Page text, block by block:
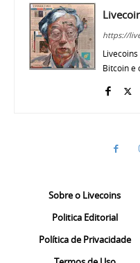
https://
Bitcoin e
Sobre o Livecoins
Politica Editorial
Política de Privacidade